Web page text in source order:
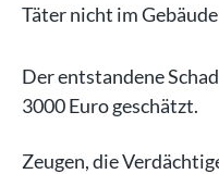
Täter nicht im
Der entstandene
3000 Euro geschätzt.
Zeugen, die